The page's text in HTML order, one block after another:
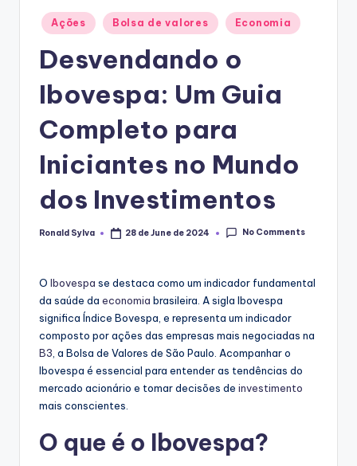
Posted
in
Ações Bolsa de valores Economia
Desvendando o
Ibovespa: Um Guia
Completo para
Iniciantes no Mundo
dos Investimentos
Posted
Ronald Sylva 28 de June de 2024 No Comments
O Ibovespa se destaca como um indicador fundamental
da saúde da economia brasileira. A sigla Ibovespa
significa Índice Bovespa, e representa um indicador
composto por ações das empresas mais negociadas na
B3, a Bolsa de Valores de São Paulo. Acompanhar o
Ibovespa é essencial para entender as tendências do
mercado acionário e tomar decisões de investimento
mais conscientes.
O que é o Ibovespa?